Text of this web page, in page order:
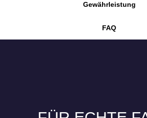
Gewährleistung
FAQ